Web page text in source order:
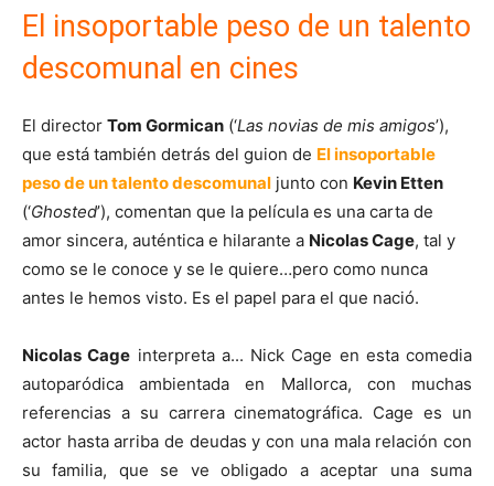
El insoportable peso de un talento
descomunal en cines
El director Tom Gormican (‘Las novias de mis amigos’),
que está también detrás del guion de El insoportable
peso de un talento descomunal junto con Kevin Etten
(‘Ghosted’), comentan que la película es una carta de
amor sincera, auténtica e hilarante a Nicolas Cage, tal y
como se le conoce y se le quiere…pero como nunca
antes le hemos visto. Es el papel para el que nació.
Nicolas Cage interpreta a... Nick Cage en esta comedia
autoparódica ambientada en Mallorca, con muchas
referencias a su carrera cinematográfica. Cage es un
actor hasta arriba de deudas y con una mala relación con
su familia, que se ve obligado a aceptar una suma